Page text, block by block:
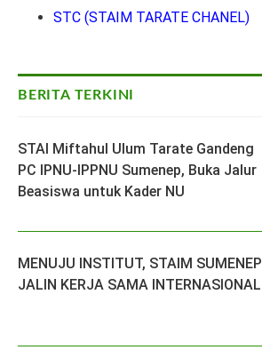
STC (STAIM TARATE CHANEL)
BERITA TERKINI
STAI Miftahul Ulum Tarate Gandeng
PC IPNU-IPPNU Sumenep, Buka Jalur
Beasiswa untuk Kader NU
MENUJU INSTITUT, STAIM SUMENEP
JALIN KERJA SAMA INTERNASIONAL